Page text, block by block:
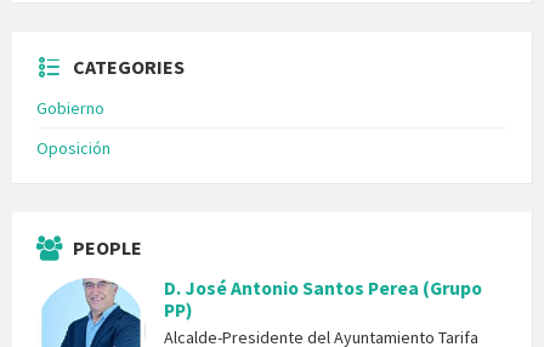
CATEGORIES
Gobierno
Oposición
PEOPLE
D. José Antonio Santos Perea (Grupo
PP)
Alcalde-Presidente del Ayuntamiento Tarifa